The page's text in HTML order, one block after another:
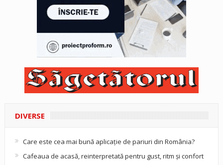
DIVERSE
Care este cea mai bună aplicație de pariuri din România?
Cafeaua de acasă, reinterpretată pentru gust, ritm și confort